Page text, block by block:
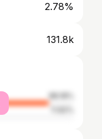
2.78%
131.8k